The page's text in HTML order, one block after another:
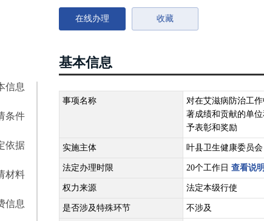
信息
条件
依据
材料
信息
在线办理 收藏
基本信息
事项名称
对在艾滋病防治工作
著成绩和贡献的单
予表彰和奖励
实施主体 叶县卫生健康委员会
法定办理时限 20个工作日 查看说明
权力来源 法定本级行使
是否涉及特殊环节 不涉及